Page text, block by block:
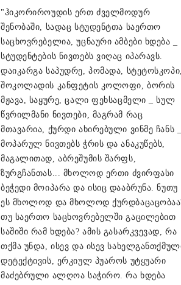
"ჰიკორიროუდის ერთ ძველმოდურ
შენობაში, სადაც სტუდენტთა საერთო
საცხოვრებელია, უცნაური ამბები ხდება _
სტუდენტების ნივთებს ვიღაც იპარავს.
დაიკარგა საპუდრე, პომადა,
შოკოლადის კანფეტის კოლოფი, ბორის
მჟავა, საყურე, ცალი ფეხსაცმელი _ სულ
წვრილმანი ნივთები, მაგრამ რაც
მთავარია, ქურდი ახირებული ვინმე ჩანს
მოპარულ ნივთებს ჭრის და ანაკუწებს,
მაგალითად, აბრეშუმის შარფს,
ზურგჩანთას... მხოლოდ ერთი ძვირფასი
ბეჭედი მოიპარა და ისიც დააბრუნა. ნუთუ
ეს მხოლოდ და მხოლოდ
თუ საერთო საცხოვრებელში გაცილებით
საშიში რამ ხდება? ამის გასარკვევად, რა
თქმა უნდა, ისევ და ისევ
დეტექტივის, ერკიულ პუაროს უტყუარი
მაძებრული ალღოა საჭირო. რა ხდება